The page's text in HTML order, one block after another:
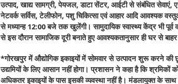
उत्पाद, खाद्य सामग्री, पेयजल, डाटा सेंटर, आईटी से संबंधित सेवाएं,
नेटवर्क सर्विस, टेलीफोन, पशु चिकित्सा एवं आहार आदि आवश्यक
से मध्यान्ह 12:00 बजे तक खुलेंगी। सामुदायिक स्वास्थ्य केंद्र भी पूर्व
से इस दौरान सामाजिक दूरी बनाते हुए आवश्यकतानुसार ही घर से
*गोरखपुर में औद्योगिक इकाइयों में सोमवार से उत्पादन शुरू करने
उद्यमियों के लिए आसान नहीं होगा। प्रशासन ने कहा है कि श्रमिकों
अधिकतर इकाइयों के पास इसकी व्यवस्था नहीं है। मंडलायुक्त के साथ